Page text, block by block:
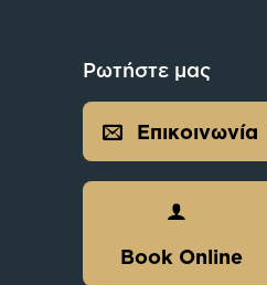
Ρωτήστε μας
Επικοινωνία
Book Online